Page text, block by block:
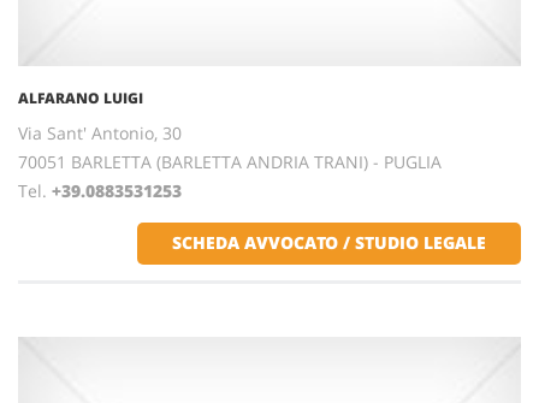
ALFARANO LUIGI
Via Sant' Antonio, 30
70051 BARLETTA (BARLETTA ANDRIA TRANI) - PUGLIA
Tel. +39.0883531253
SCHEDA AVVOCATO / STUDIO LEGALE